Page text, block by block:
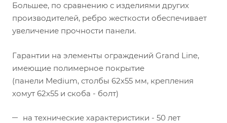
Большее, по сравнению с изделиями других
производителей, ребро жесткости обеспечивает
увеличение прочности панели.
Гарантии на элементы ограждений Grand Line,
имеющие полимерное покрытие
(панели Medium, столбы 62х55 мм, крепления
хомут 62х55 и скоба - болт)
на технические характеристики - 50 лет